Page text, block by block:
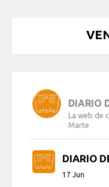
DIARIO
La web de
Marte
DIARIO
17 Jun